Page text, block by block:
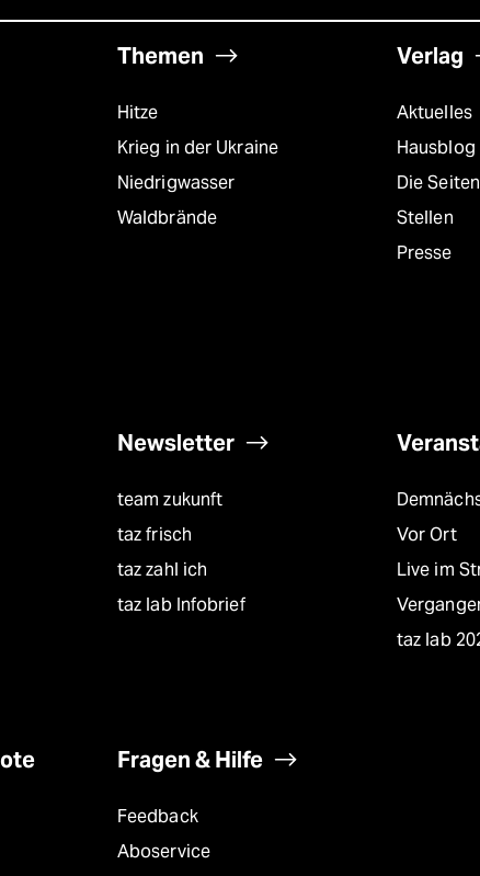
Themen
Hitze
Krieg in der Ukraine
Niedrigwasser
Waldbrände
Verlag
Aktuelles
Hausblog
Die
Stellen
Presse
Newsletter
team zukunft
taz frisch
taz zahl ich
taz lab Infobrief
Vor Ort
Live im
taz lab
Fragen & Hilfe
Feedback
Aboservice